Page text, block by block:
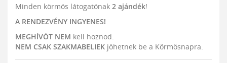
Minden körmös látogatónak 2 ajándék!
A RENDEZVÉNY INGYENES!
MEGHÍVÓT NEM kell hoznod.
NEM CSAK SZAKMABELIEK jöhetnek be a Körmösnapra.